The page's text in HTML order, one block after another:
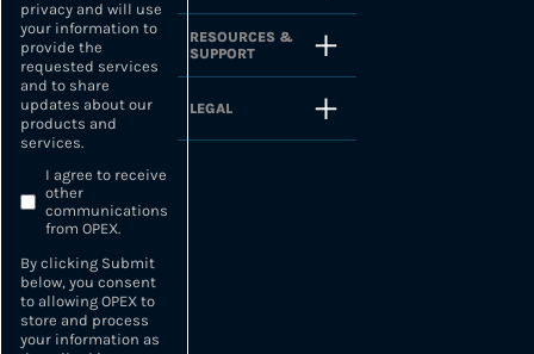
privacy and will use
your information to
provide the
requested services
and to share
updates about our
products and
services.
I agree to receive
other
communications
from OPEX.
By clicking Submit
below, you consent
to allowing OPEX to
store and process
your information as
RESOURCES &
SUPPORT
LEGAL